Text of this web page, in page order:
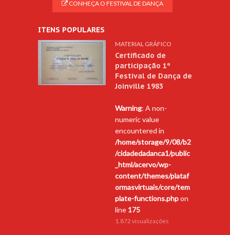
CONHEÇA O FESTIVAL DE DANÇA
ITENS POPULARES
MATERIAL GRÁFICO
Certificado de
participação 1º
Festival de Dança de
Joinville 1983
Warning: A non-
numeric value
encountered in
/home/storage/9/08/b2
/cidadedadanca1/public
_html/acervo/wp-
content/themes/plataf
ormasvirtuais/core/tem
plate-functions.phpon
line 175
1.872 visualizações